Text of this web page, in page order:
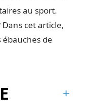
au sport.
cet article,
de